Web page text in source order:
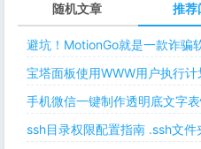
随机文章 推荐
避坑！MotionGo就是一款诈骗
宝塔面板使用WWW用户执行
手机微信一键制作透明底文字
ssh目录权限配置指南 .ssh文件